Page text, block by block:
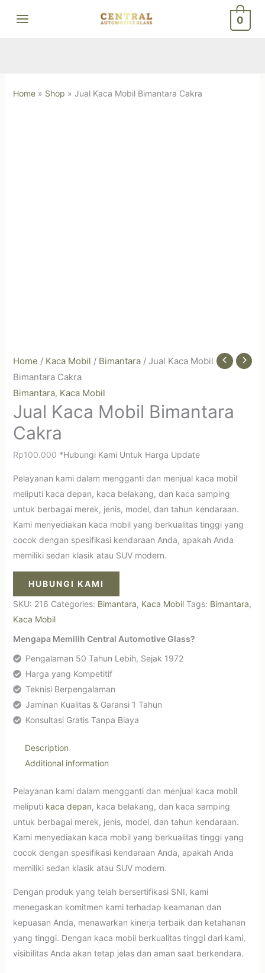
0
Home» Shop » Jual Kaca Mobil Bimantara Cakra
Home / Kaca Mobil / Bimantara/ Jual Kaca Mobil
Bimantara Cakra
Bimantara, Kaca Mobil
Jual Kaca Mobil Bimantara
Cakra
Rp100.000 *Hubungi Kami Untuk Harga Update
Pelayanan kami dalam mengganti dan menjual kaca mobil
meliputi kaca depan, kaca belakang, dan kaca samping
untuk berbagai merek, jenis, model, dan tahun kendaraan.
Kami menyediakan kaca mobil yang berkualitas tinggi yang
cocok dengan spesifikasi kendaraan Anda, apakah Anda
memiliki sedan klasik atau SUV modern.
HUBUNGI KAMI
SKU: 216 Categories: Bimantara, Kaca Mobil Tags: Bimantara,
Kaca Mobil
Mengapa Memilih Central Automotive Glass?
Pengalaman 50 Tahun Lebih, Sejak 1972
Harga yang Kompetitif
Teknisi Berpengalaman
Jaminan Kualitas & Garansi 1 Tahun
Konsultasi Gratis Tanpa Biaya
Description
Additional information
Pelayanan kami dalam mengganti dan menjual kaca mobil
meliputi kaca depan, kaca belakang, dan kaca samping
untuk berbagai merek, jenis, model, dan tahun kendaraan.
Kami menyediakan kaca mobil yang berkualitas tinggi yang
cocok dengan spesifikasi kendaraan Anda, apakah Anda
memiliki sedan klasik atau SUV modern.
Dengan produk yang telah bersertifikasi SNI, kami
menegaskan komitmen kami terhadap keamanan dan
kepuasan Anda, menawarkan kinerja terbaik dan ketahanan
yang tinggi. Dengan kaca mobil berkualitas tinggi dari kami,
visibilitas Anda akan tetap jelas dan aman saat berkendara.